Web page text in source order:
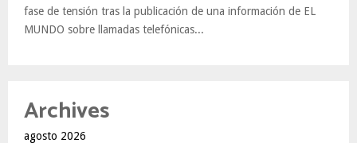
fase de tensión tras la publicación de una información de EL
MUNDO sobre llamadas telefónicas...
Archives
agosto 2026